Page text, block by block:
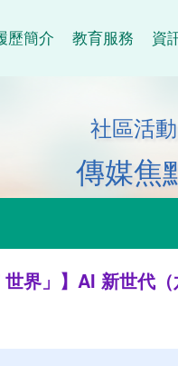
歷簡介 教育服務 資
社區活動
傳媒焦
世界」】AI 新世代